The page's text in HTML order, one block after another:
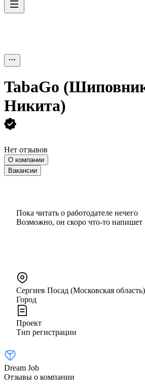
TabaGo
Никита)
Нет отзывов
О компании
Вакансии
Пока читать о работодателе нечего
Возможно, он скоро что‑то напишет
Сергиев Посад (Московская область)
Город
Проект
Тип регистрации
Dream Job
Отзывы о компании